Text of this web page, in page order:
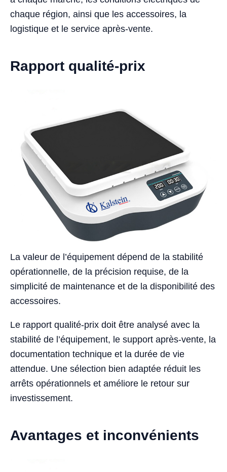
chaque région, ainsi que les accessoires, la
logistique et le service après-vente.
Rapport qualité-prix
La valeur de l’équipement dépend de la stabilité
opérationnelle, de la précision requise, de la
simplicité de maintenance et de la disponibilité des
accessoires.
Le rapport qualité-prix doit être analysé avec la
stabilité de l’équipement, le support après-vente, la
documentation technique et la durée de vie
attendue. Une sélection bien adaptée réduit les
arrêts opérationnels et améliore le retour sur
investissement.
Avantages et inconvénients